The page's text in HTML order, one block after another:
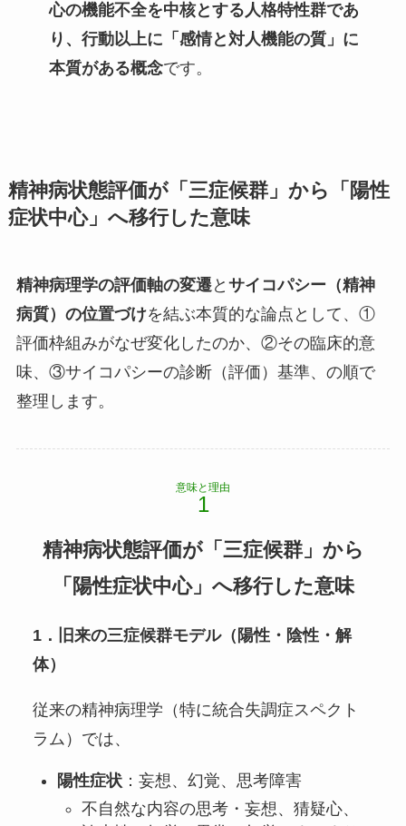
心の機能不全を中核とする人格特性群であ
り、行動以上に「感情と対人機能の質」に
本質がある概念です。
精神病状態評価が「三症候群」から「陽性
症状中心」へ移行した意味
精神病理学の評価軸の変遷と サイコパシー（精神
病質）の位置づけを結ぶ本質的な論点として、①
評価枠組みがなぜ変化したのか、②その臨床的意
味、③サイコパシーの診断（評価）基準、の順で
整理します。
意味と理由
精神病状態評価が「三症候群」から
「陽性症状中心」へ移行した意味
1．旧来の三症候群モデル（陽性・陰性・解
体）
従来の精神病理学（特に統合失調症スペクト
ラム）では、
陽性症状：妄想、幻覚、思考障害
不自然な内容の思考・妄想、猜疑心、